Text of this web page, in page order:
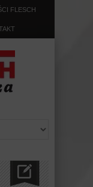
FLESCH